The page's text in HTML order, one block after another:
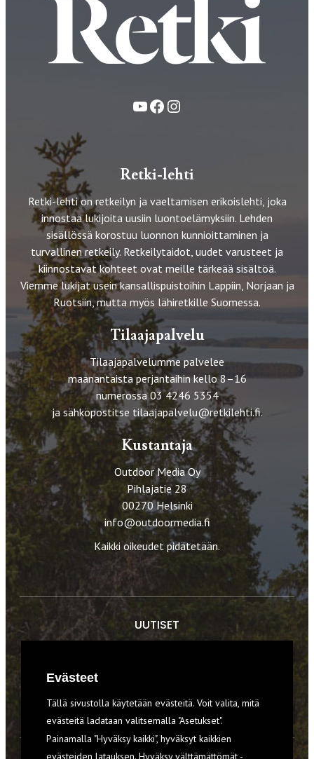
YouTube
FacebookInstagram
Retki-lehti
Retki-lehti on retkeilyn ja vaeltamisen erikoislehti, joka
innostaa lukijoita uusiin luontoelämyksiin. Lehden
sisällössä korostuu luonnon kunnioittaminen ja
turvallinen retkeily. Retkeilytaidot, uudet varusteet ja
kiinnostavat kohteet ovat meille tärkeää sisältöä.
Viemme lukijat usein kansallispuistoihin Lappiin, Norjaan ja
Ruotsiin, mutta myös lähiretkille Suomessa.
Tilaajapalvelu
Tilaajapalvelumme palvelee
maanantaista perjantaihin kello 8–16
numerossa 03 4246 5354
ja sähköpostitse tilaajapalvelu@retkilehti.fi.
Kustantaja
Outdoor Media Oy
Pihlajatie 28
00270 Helsinki
info@outdoormedia.fi
Kaikki oikeudet pidätetään.
UUTISET
VARUSTEET
Evästeet
Tällä sivustolla käytetään evästeitä. Voit valita, mitä
evästeitä ladataan valitsemalla "Asetukset".
Painamalla "Hyväksy kaikki", hyväksyt kaikkien
evästeiden latauksen. Hyväksy välttämättömät -